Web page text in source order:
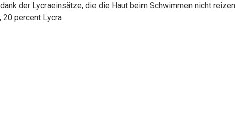
der Lycraeinsätze, die die Haut beim Schwimmen nicht reizen
20 percent Lycra